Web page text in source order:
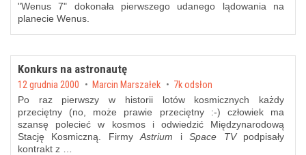
"Wenus 7" dokonała pierwszego udanego lądowania na
planecie Wenus.
Konkurs na astronautę
Posted on
12 grudnia 2000 by Marcin Marszałek 7k odsłon
Po raz pierwszy w historii lotów kosmicznych każdy
przeciętny (no, może prawie przeciętny :-) człowiek ma
szansę polecieć w kosmos i odwiedzić Międzynarodową
Stację Kosmiczną. FirmyAstrium iSpace TVpodpisały
kontrakt z …